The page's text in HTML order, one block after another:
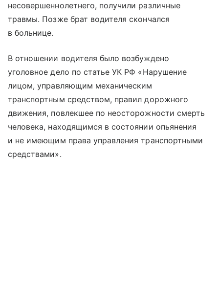
несовершеннолетнего, получили различные
травмы. Позже брат водителя скончался
в больнице.
В отношении водителя было возбуждено
уголовное дело по статье УК РФ «Нарушение
лицом, управляющим механическим
транспортным средством, правил дорожного
движения, повлекшее по неосторожности смерть
человека, находящимся в состоянии опьянения
и не имеющим права управления транспортными
средствами».